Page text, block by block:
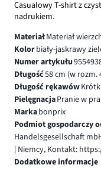
Casualowy T-shirt z
nadrukiem.
MateriałMateriał
Kolorbiały-jaskrawy
Numer artykułu
Długość58 cm (w rozm.
Długość rękawów
PielęgnacjaPranie w
Markabonprix
Podmiot gospodarczy
Handelsgesellschaft
| Niemcy, Kontakt:
Dodatkowe informacje